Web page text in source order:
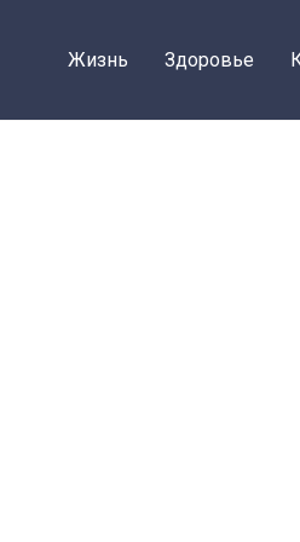
Жизнь Здоровье